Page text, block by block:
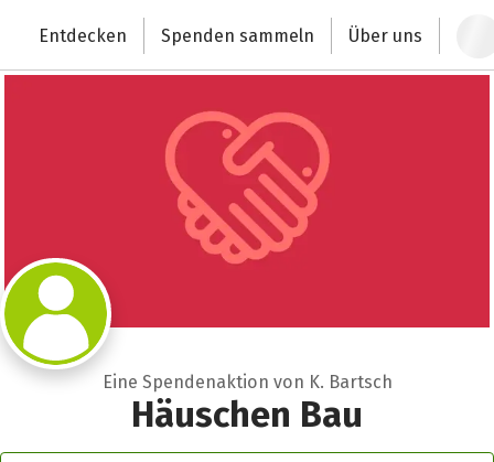
Deutschlands größte Spendenplattform
Entdecken Spenden sammeln Über uns
Eine Spendenaktion von K. Bartsch
Häuschen Bau